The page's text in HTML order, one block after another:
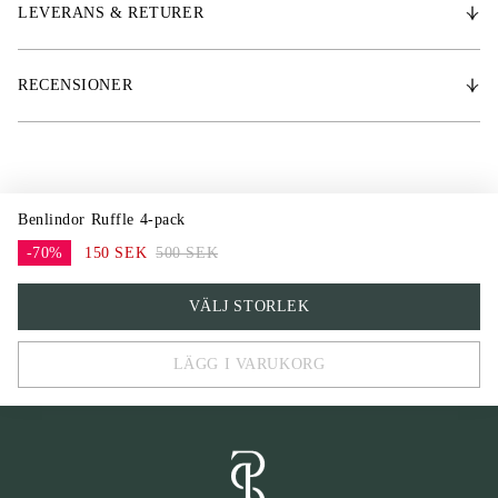
LEVERANS & RETURER
RECENSIONER
Benlindor Ruffle 4-pack
-70%
150 SEK 500 SEK
VÄLJ STORLEK
LÄGG I VARUKORG